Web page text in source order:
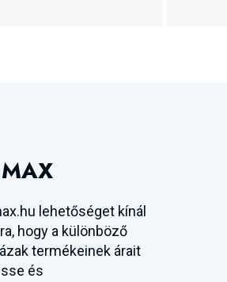
lehetőséget kínál
hogy a különböző
termékeinek árait
és